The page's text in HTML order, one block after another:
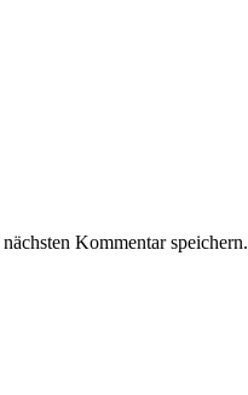
Kommentar speichern.